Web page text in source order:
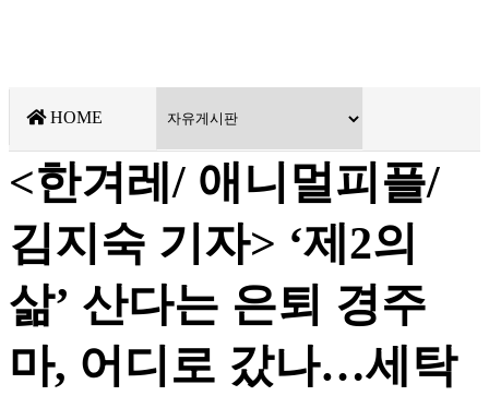
HOME
<한겨레/ 애니멀피플/
김지숙 기자> ‘제2의
삶’ 산다는 은퇴 경주
마, 어디로 갔나…세탁